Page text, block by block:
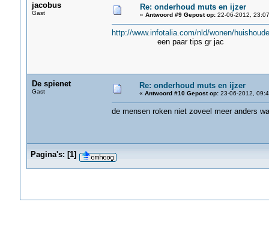
jacobus
Gast
Re: onderhoud muts en ijzer
« Antwoord #9 Gepost op:22-06-2012,
http://www.infotalia.com/nld/wonen/
een paar tips gr jac
De spienet
Gast
Re: onderhoud muts en ijzer
« Antwoord #10 Gepost op:23-06-2012,
de mensen roken niet zoveel meer anders
Pagina's: [1]